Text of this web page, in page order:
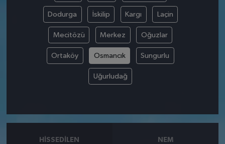
Dodurga İskilip Kargı Laçin
Mecitözü Merkez Oğuzlar
Ortaköy Osmancık Sungurlu
Uğurludağ
HISSEDILEN NEM